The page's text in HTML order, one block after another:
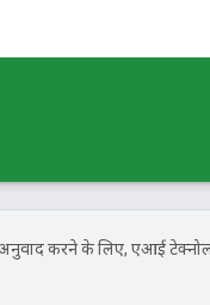
करने के लिए, एआई